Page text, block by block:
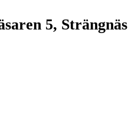
5, Strängnäs